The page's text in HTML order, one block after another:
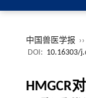
中国兽医学报 ››
DOI: 10.16303/
HMGCR